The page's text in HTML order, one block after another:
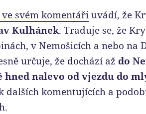
ve svém komentářiuvádí, že
Kulhánek. Traduje se, že
v Nemošicích a nebo na
určuje, že dochází až do
hned nalevo od vjezdu do
dalších komentujících a